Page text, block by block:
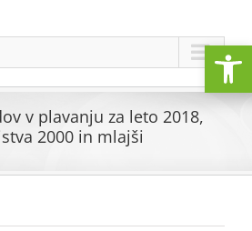
v plavanju za leto 2018,
2000 in mlajši